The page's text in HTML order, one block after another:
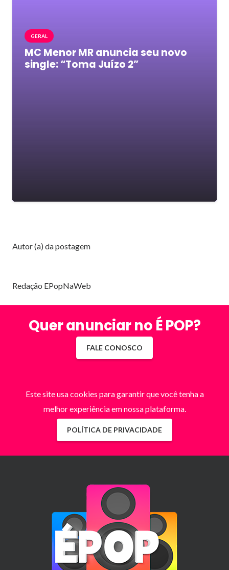
GERAL
MC Menor MR anuncia seu novo
single: “Toma Juízo 2”
Autor (a) da postagem
Redação EPopNaWeb
Quer anunciar no É POP?
FALE CONOSCO
Este site usa cookies para garantir que você tenha a
melhor experiência em nossa plataforma.
POLÍTICA DE PRIVACIDADE